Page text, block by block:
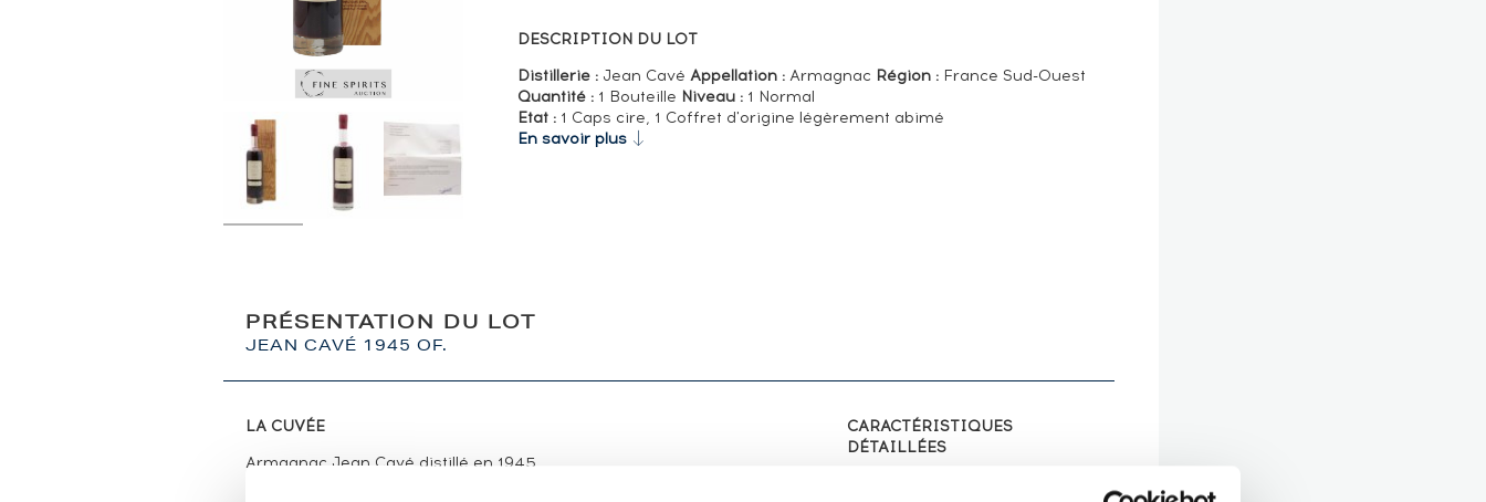
DESCRIPTION DU LOT
Distillerie :Jean Cavé Appellation :Armagnac Région : France Sud-Ouest
Quantité :1 Bouteille Niveau :1 Normal
Etat :1 Caps cire, 1 Coffret d'origine légèrement abimé
En savoir plus
PRÉSENTATION DU LOT
JEAN CAVÉ 1945 OF.
LA CUVÉE
Armagnac Jean Cavé distillé en 1945.
CARACTÉRISTIQUES
DÉTAILLÉES